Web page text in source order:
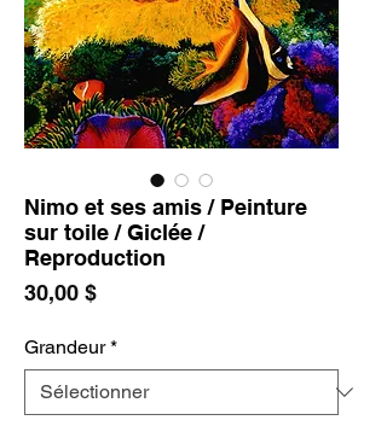
Nimo et ses amis / Peinture
sur toile / Giclée /
Reproduction
30,00 $Prix
Grandeur *